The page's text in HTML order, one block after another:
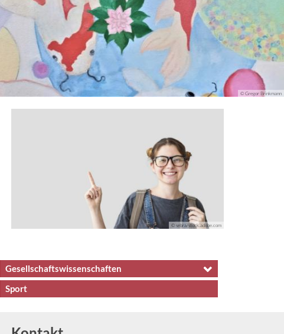
© Gregor Brinkmann
© sebra/stock.adobe.com
Gesellschaftswissenschaften
Sport